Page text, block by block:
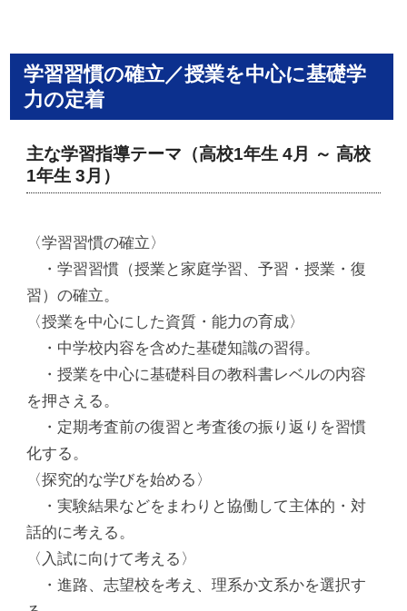
学習習慣の確立／授業を中心に基礎学
力の定着
主な学習指導テーマ（高校1年生 4月 ～ 高校
1年生 3月）
〈学習習慣の確立〉
・学習習慣（授業と家庭学習、予習・授業・復
習）の確立。
〈授業を中心にした資質・能力の育成〉
・中学校内容を含めた基礎知識の習得。
・授業を中心に基礎科目の教科書レベルの内容
を押さえる。
・定期考査前の復習と考査後の振り返りを習慣
化する。
〈探究的な学びを始める〉
・実験結果などをまわりと協働して主体的・対
話的に考える。
〈入試に向けて考える〉
・進路、志望校を考え、理系か文系かを選択す